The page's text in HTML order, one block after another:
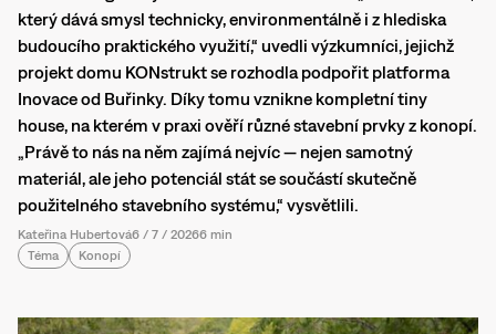
který dává smysl technicky, environmentálně i z hlediska
budoucího praktického využití,“ uvedli výzkumníci, jejichž
projekt domu KONstrukt se rozhodla podpořit platforma
Inovace od Buřinky. Díky tomu vznikne kompletní tiny
house, na kterém v praxi ověří různé stavební prvky z konopí.
„Právě to nás na něm zajímá nejvíc — nejen samotný
materiál, ale jeho potenciál stát se součástí skutečně
použitelného stavebního systému,“ vysvětlili.
Kateřina Hubertová6 / 7 / 20266 min
Téma
Konopí